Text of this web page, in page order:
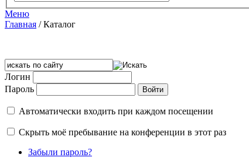
Меню
Главная /Каталог
Логин
Пароль
Автоматически входить при каждом посещении
Скрыть моё пребывание на конференции в этот раз
Забыли пароль?